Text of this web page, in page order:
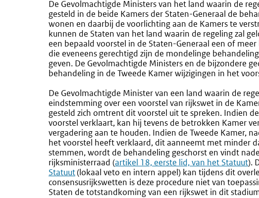
De Gevolmachtigde Ministers van het land waarin de
gesteld in de beide Kamers der Staten-Generaal de
wonen en daarbij de voorlichting aan de Kamers te
kunnen de Staten van het land waarin de regeling zal
een bepaald voorstel in de Staten-Generaal een of
die eveneens gerechtigd zijn de mondelinge
geven. De Gevolmachtigde Ministers en de bijzondere
behandeling in de Tweede Kamer wijzigingen in het
De Gevolmachtigde Minister van een land waarin de
eindstemming over een voorstel van rijkswet in de
gesteld zich omtrent dit voorstel uit te spreken. Indien
voorstel verklaart, kan hij tevens de betrokken Kamer
vergadering aan te houden. Indien de Tweede Kamer,
het voorstel heeft verklaard, dit aanneemt met minder
stemmen, wordt de behandeling geschorst en vindt
rijksministerraad (Externe
link:
artikel 18, eerste lid, van het Statuut).
Statuut(lokaal veto en intern appel) kan tijdens dit
consensusrijkswetten is deze procedure niet van
Staten de totstandkoming van een rijkswet in dit